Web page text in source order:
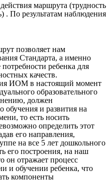
маршрута (трудность
. По результатам наблюдения
позволяет нам
Стандарта, а именно
ребенка для
качеств.
ИОМ в настоящий момент
образовательного
должен
обучения и развития на
то есть носить
определить этот
его направления,
на все 5 лет дошкольного
его построения, на наш
он отражает процесс
и обучении ребенка, что
компоненты